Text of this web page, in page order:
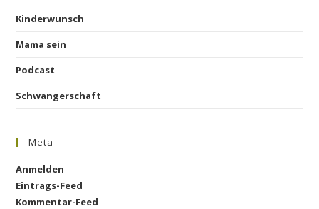
Kinderwunsch
Mama sein
Podcast
Schwangerschaft
Meta
Anmelden
Eintrags-Feed
Kommentar-Feed